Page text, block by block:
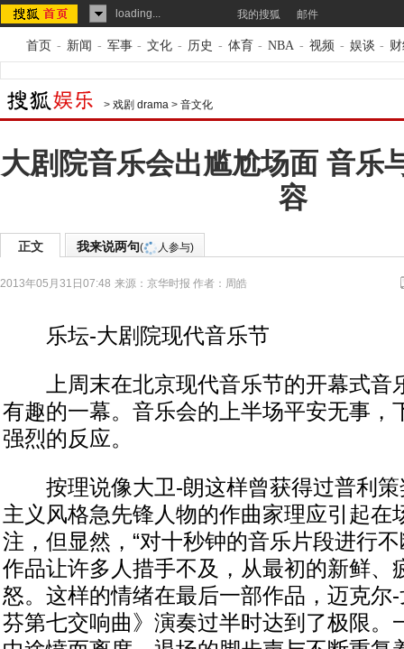
loading... 我的搜狐 邮件
首页 - 新闻 - 军事 - 文化 - 历史 - 体育 - NBA - 视频 - 娱谈 -
> 戏剧 drama > 音文化
大剧院音乐会出尴尬场面 音乐
容
正文 我来说两句( 人参与)
2013年05月31日07:48 来源： 京华时报 作者：周皓
乐坛-大剧院现代音乐节
上周末在北京现代音乐节的开幕式音
有趣的一幕。音乐会的上半场平安无事，
强烈的反应。
按理说像大卫-朗这样曾获得过普利策
主义风格急先锋人物的作曲家理应引起在
注，但显然，“对十秒钟的音乐片段进行
作品让许多人措手不及，从最初的新鲜、
怒。这样的情绪在最后一部作品，迈克尔
芬第七交响曲》演奏过半时达到了极限。